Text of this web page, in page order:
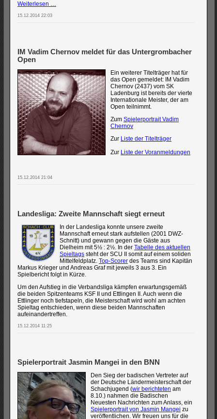
Weiterlesen …
siegt
und
15.12.2014 22:03
IM Vadim Chernov meldet für das Untergrombacher
Open
Ein weiterer Titelträger hat für
das Open gemeldet: IM Vadim
Chernov (2437) vom SK
Ladenburg ist bereits der vierte
Internationale Meister, der am
Open teilnimmt.
Zum Spielerportrait Vadim
Chernov
Zur Liste der Titelträger
Zur Liste der Voranmeldungen
15.12.2014 21:04
Landesliga: Zweite Mannschaft siegt erneut
In der Landesliga konnte unsere zweite
Mannschaft erneut stark aufstellen (2001 DWZ-
Schnitt) und gewann gegen die Gäste aus
Dielheim mit 5½ : 2½. In der Tabelle des aktuellen
Spieltags steht der SCU II somit auf einem soliden
Mittelfeldplatz. Top-Scorer des Teams sind Kapitän
Markus Krieger und Andreas Graf mit jeweils 3 aus 3. Ein
Spielbericht folgt in Kürze.
Um den Aufstieg in die Verbandsliga kämpfen erwartungsgemäß
die beiden Spitzenteams KSF II und Ettlingen II. Auch wenn die
Ettlinger noch tiefstapeln, die Meisterschaft wird wohl am achten
Spieltag entschieden, wenn diese beiden Mannschaften
aufeinandertreffen.
15.12.2014 11:25
Spielerportrait Jasmin Mangei in den BNN
Den Sieg der badischen Vertreter auf
der Deutsche Ländermeisterschaft der
Schachjugend (wir berichteten am
8.10.) nahmen die Badischen
Neuesten Nachrichten zum Anlass, ein
Spielerportrait von Jasmin Mangei zu
veröffentlichen. Wir freuen uns für die